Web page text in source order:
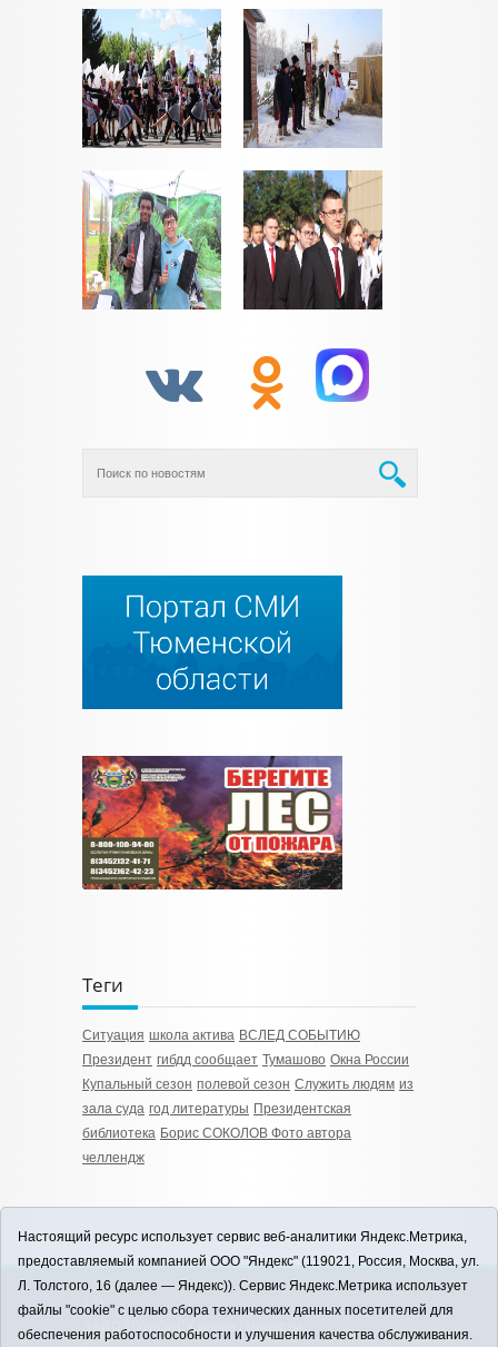
Теги
Ситуация школа актива ВСЛЕД СОБЫТИЮ
Президент гибдд сообщает Тумашово Окна России
Купальный сезон полевой сезон Служить людям из
зала суда год литературы Президентская
библиотека Борис СОКОЛОВ Фото автора
челлендж
12+
ЗАВОДОУКОВСК online / Новости
Настоящий ресурс использует сервис веб-аналитики Яндекс.Метрика,
предоставляемый компанией ООО "Яндекс" (119021, Россия, Москва, ул.
Л. Толстого, 16 (далее — Яндекс)). Сервис Яндекс.Метрика использует
файлы "cookie" с целью сбора технических данных посетителей для
обеспечения работоспособности и улучшения качества обслуживания.